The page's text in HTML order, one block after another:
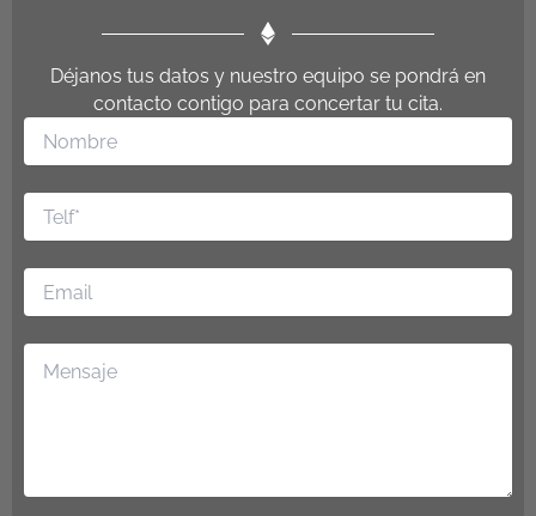
Déjanos tus datos y nuestro equipo se pondrá en
contacto contigo para concertar tu cita.